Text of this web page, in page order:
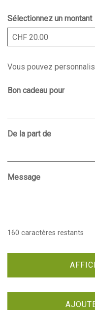
Sélectionnez un montant
Vous pouvez
Bon cadeau pour
De la part de
Message
160 caractères restants